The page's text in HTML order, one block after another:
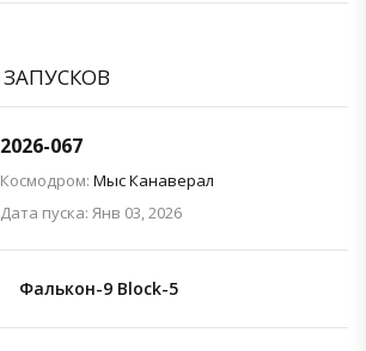
ЗАПУСКОВ
2026-067
Космодром: Мыс Канаверал
Дата пуска: Янв 03, 2026
Фалькон-9 Block-5